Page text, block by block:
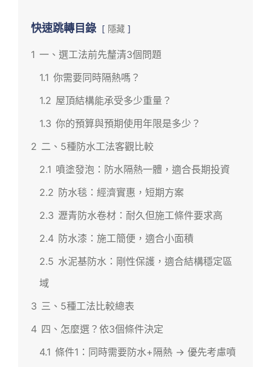
快速跳轉目錄 隱藏
1 一、選工法前先釐清3個問題
1.1 你需要同時隔熱嗎？
1.2 屋頂結構能承受多少重量？
1.3 你的預算與預期使用年限是多少？
2 二、5種防水工法客觀比較
2.1 噴塗發泡：防水隔熱一體，適合長期投資
2.2 防水毯：經濟實惠，短期方案
2.3 瀝青防水卷材：耐久但施工條件要求高
2.4 防水漆：施工簡便，適合小面積
2.5 水泥基防水：剛性保護，適合結構穩定區
域
3 三、5種工法比較總表
4 四、怎麼選？依3個條件決定
4.1 條件1：同時需要防水+隔熱 → 優先考慮噴